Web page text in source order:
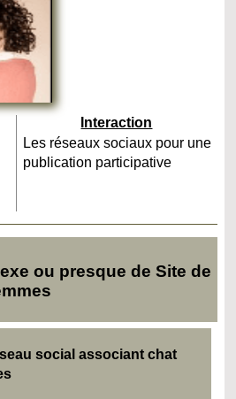
Interaction
Les réseaux sociaux pour une
publication participative
ou presque de Site de
social associant chat